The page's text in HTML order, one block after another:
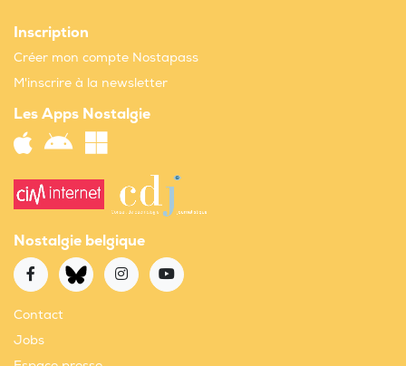
Inscription
Créer mon compte Nostapass
M'inscrire à la newsletter
Les Apps Nostalgie
Nostalgie belgique
Contact
Jobs